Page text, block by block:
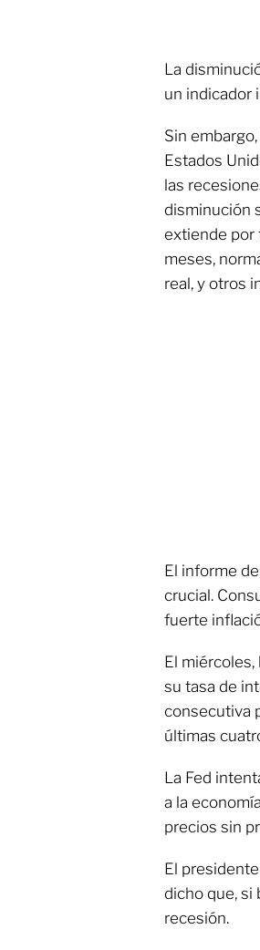
La
un indicador
Sin
Estados
las
disminución
extiende por
meses,
real, y otros
El informe
crucial.
fuerte
El miércoles,
su tasa de
consecutiva
últimas
La Fed
a la
precios sin
El
dicho que, si
recesión.